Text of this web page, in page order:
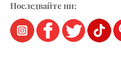
Последвайте ни: